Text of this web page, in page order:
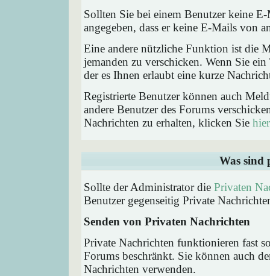
Sollten Sie bei einem Benutzer keine
angegeben, dass er keine E-Mails von
Eine andere nützliche Funktion ist die
jemanden zu verschicken. Wenn Sie
der es Ihnen erlaubt eine kurze
Registrierte Benutzer können auch
andere Benutzer des Forums
Nachrichten zu erhalten, klicken Sie hier
Was sind
Sollte der Administrator die Privaten
Benutzer gegenseitig Private
Senden von Privaten Nachrichten
Private Nachrichten funktionieren fast
Forums beschränkt. Sie können auch
Nachrichten verwenden.